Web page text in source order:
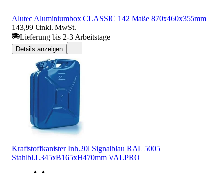
Alutec Aluminiumbox CLASSIC 142 Maße 870x460x355mm
143,99 €inkl. MwSt.
Lieferung bis 2-3 Arbeitstage
Details anzeigen
Kraftstoffkanister Inh.20l Signalblau RAL 5005
Stahlbl.L345xB165xH470mm VALPRO